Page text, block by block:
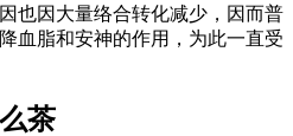
也因大量络合转化减少，因而普
血脂和安神的作用，为此一直受
茶